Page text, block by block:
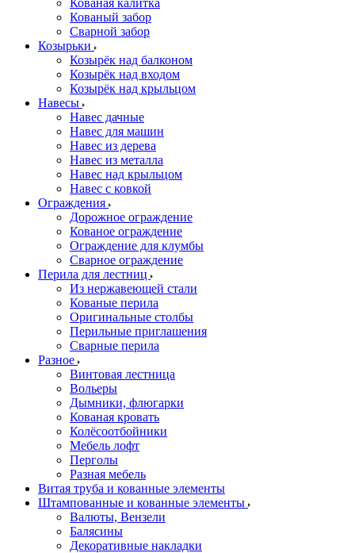
Кованая калитка
Кованый забор
Сварной забор
Козырьки
Козырёк над балконом
Козырёк над входом
Козырёк над крыльцом
Навесы
Навес дачные
Навес для машин
Навес из дерева
Навес из металла
Навес над крыльцом
Навес с ковкой
Ограждения
Дорожное ограждение
Кованое ограждение
Ограждение для клумбы
Сварное ограждение
Перила для лестниц
Из нержавеющей стали
Кованые перила
Оригинальные столбы
Перильные приглашения
Сварные перила
Разное
Винтовая лестница
Вольеры
Дымники, флюгарки
Кованая кровать
Колёсоотбойники
Мебель лофт
Перголы
Разная мебель
Витая труба и кованные элементы
Штампованные и кованные элементы
Валюты, Вензели
Балясины
Декоративные накладки